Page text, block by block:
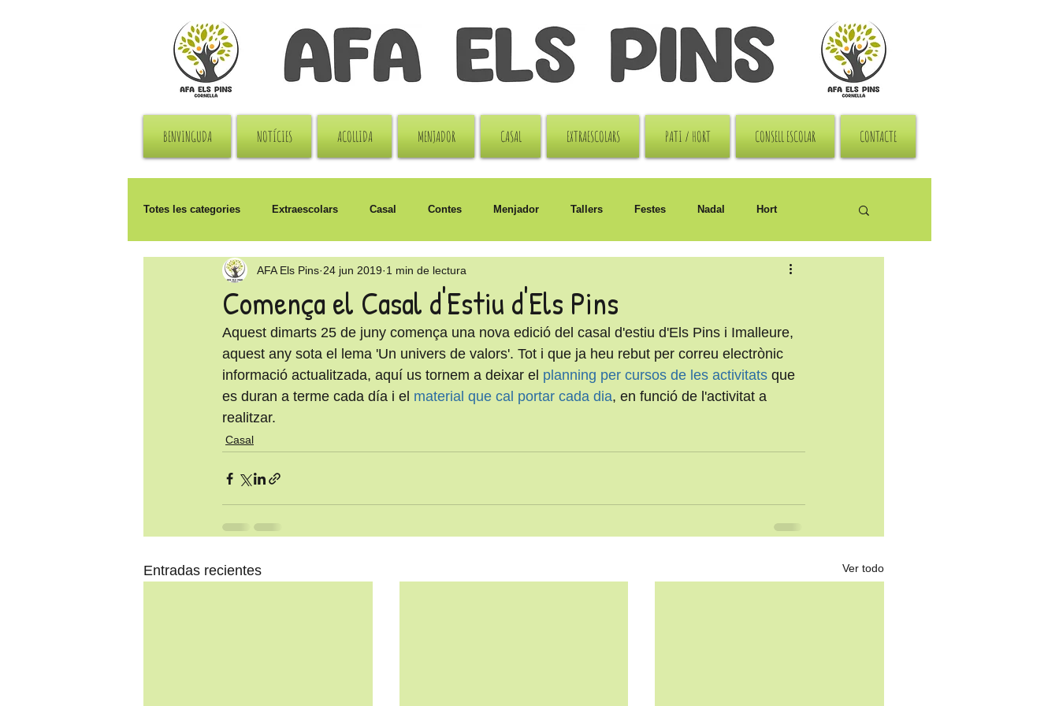
BENVINGUDA NOTÍCIES ACOLLIDA MENJADOR CASAL EXTRAESCOLARS PATI / HORT CONSELL ESCOLAR CONTACTE
Totes les categories Extraescolars Casal Contes Menjador Tallers Festes Nadal Hort
Solidaritat Pati Sant Jordi
Comença el Casal d'Estiu d'Els Pins
AFA Els Pins 24 jun 2019 1 min de lectura
Aquest dimarts 25 de juny comença una nova edició del casal d'estiu d'Els Pins i Imalleure,
aquest any sota el lema 'Un univers de valors'. Tot i que ja heu rebut per correu electrònic
informació actualitzada, aquí us tornem a deixar el planning per cursos de les activitats que
es duran a terme cada día i el material que cal portar cada dia, en funció de l'activitat a
realitzar.
Casal
Entradas recientes Ver todo